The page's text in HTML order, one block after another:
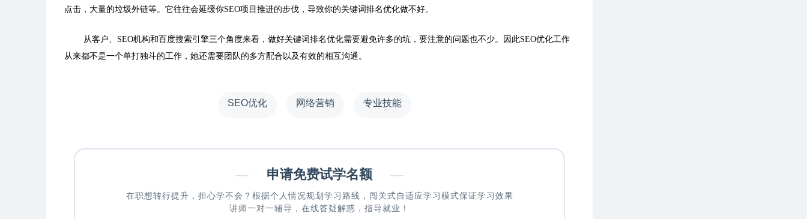
点击，大量的垃圾外链等。 它往往会延缓你SEO项目推进的步伐，导致你的关键词排名优化做不好。
从客户、SEO机构和百度搜索引擎三个角度来看，做好关键词排名优化需要避免许多的坑，要注意的问题也不少。因此SEO优化工作
从来都不是一个单打独斗的工作，她还需要团队的多方配合以及有效的相互沟通。
SEO优化 网络营销 专业技能
— 申请免费试学名额 —
在职想转行提升，担心学不会？根据个人情况规划学习路线，闯关式自适应学习模式保证学习效果
讲师一对一辅导，在线答疑解惑，指导就业！